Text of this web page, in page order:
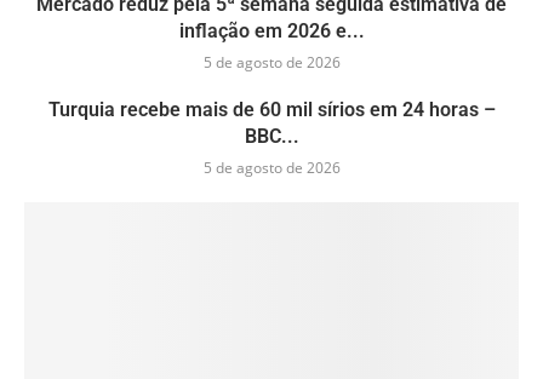
inflação em 2026 e...
5 de agosto de 2026
Turquia recebe mais de 60 mil sírios em 24 horas –
BBC...
5 de agosto de 2026